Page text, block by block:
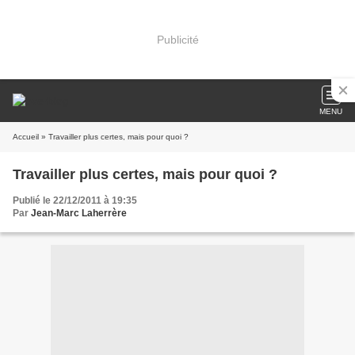
Publicité
MENU
Accueil » Travailler plus certes, mais pour quoi ?
Travailler plus certes, mais pour quoi ?
Publié le 22/12/2011 à 19:35
Par Jean-Marc Laherrère